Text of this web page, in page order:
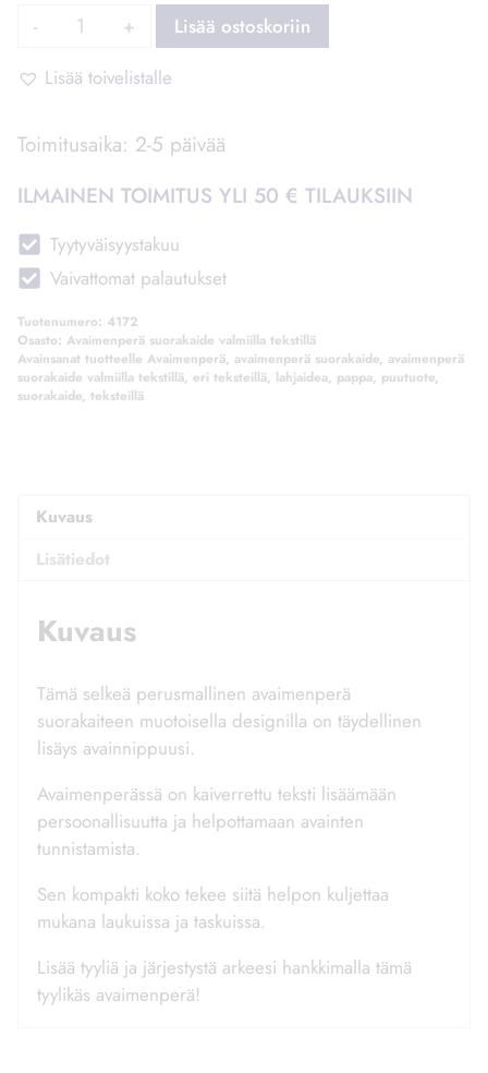
Avaimenperä
eri
Pappa
määrä
Lisää ostoskoriin
Lisää toivelistalle
Toimitusaika: 2-5 päivää
ILMAINEN TOIMITUS YLI 50 € TILAUKSIIN
Tyytyväisyystakuu
Vaivattomat palautukset
Tuotenumero: 4172
Osasto: Avaimenperä suorakaide valmiilla tekstillä
Avainsanat tuotteelle Avaimenperä, avaimenperä suorakaide, avaimenperä
suorakaide valmiilla tekstillä, eri teksteillä, lahjaidea, pappa, puutuote,
suorakaide, teksteillä
Kuvaus
Lisätiedot
Kuvaus
Tämä selkeä perusmallinen avaimenperä
suorakaiteen muotoisella designilla on täydellinen
lisäys avainnippuusi.
Avaimenperässä on kaiverrettu teksti lisäämään
persoonallisuutta ja helpottamaan avainten
tunnistamista.
Sen kompakti koko tekee siitä helpon kuljettaa
mukana laukuissa ja taskuissa.
Lisää tyyliä ja järjestystä arkeesi hankkimalla tämä
tyylikäs avaimenperä!